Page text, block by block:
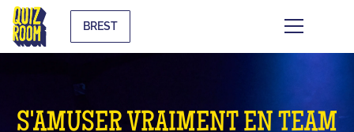
BREST
S'AMUSER VRAIMENT EN TEAM